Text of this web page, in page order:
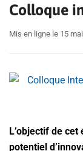
Colloque
Mis en ligne le 15
L’objectif de
potentiel